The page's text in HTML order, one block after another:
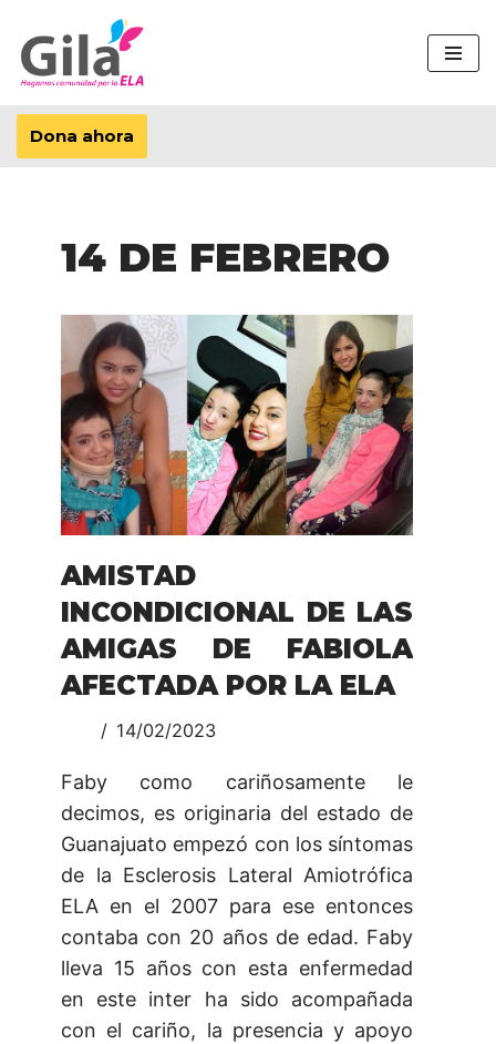
Saltar
al
contenido
Dona ahora
14 DE FEBRERO
AMISTAD
INCONDICIONAL DE LAS
AMIGAS DE FABIOLA
AFECTADA POR LA ELA
14/02/2023
Faby como cariñosamente le
decimos, es originaria del estado de
Guanajuato empezó con los síntomas
de la Esclerosis Lateral Amiotrófica
ELA en el 2007 para ese entonces
contaba con 20 años de edad. Faby
lleva 15 años con esta enfermedad
en este inter ha sido acompañada
con el cariño, la presencia y apoyo